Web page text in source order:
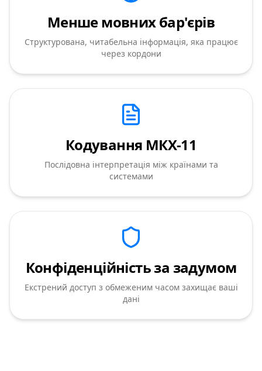
Менше мовних бар'єрів
Структурована, читабельна інформація, яка працює
через кордони
Кодування МКХ-11
Послідовна інтерпретація між країнами та
системами
Конфіденційність за задумом
Екстрений доступ з обмеженим часом захищає ваші
дані